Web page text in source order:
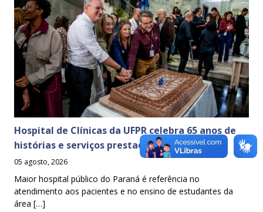
Hospital de Clínicas da UFPR celebra 65 anos de
histórias e serviços prestados à sociedade
05 agosto, 2026
Maior hospital público do Paraná é referência no
atendimento aos pacientes e no ensino de estudantes da
área […]